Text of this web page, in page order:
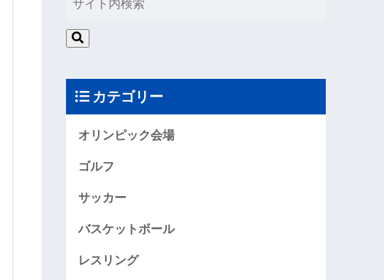
カテゴリー
オリンピック会場
ゴルフ
サッカー
バスケットボール
レスリング